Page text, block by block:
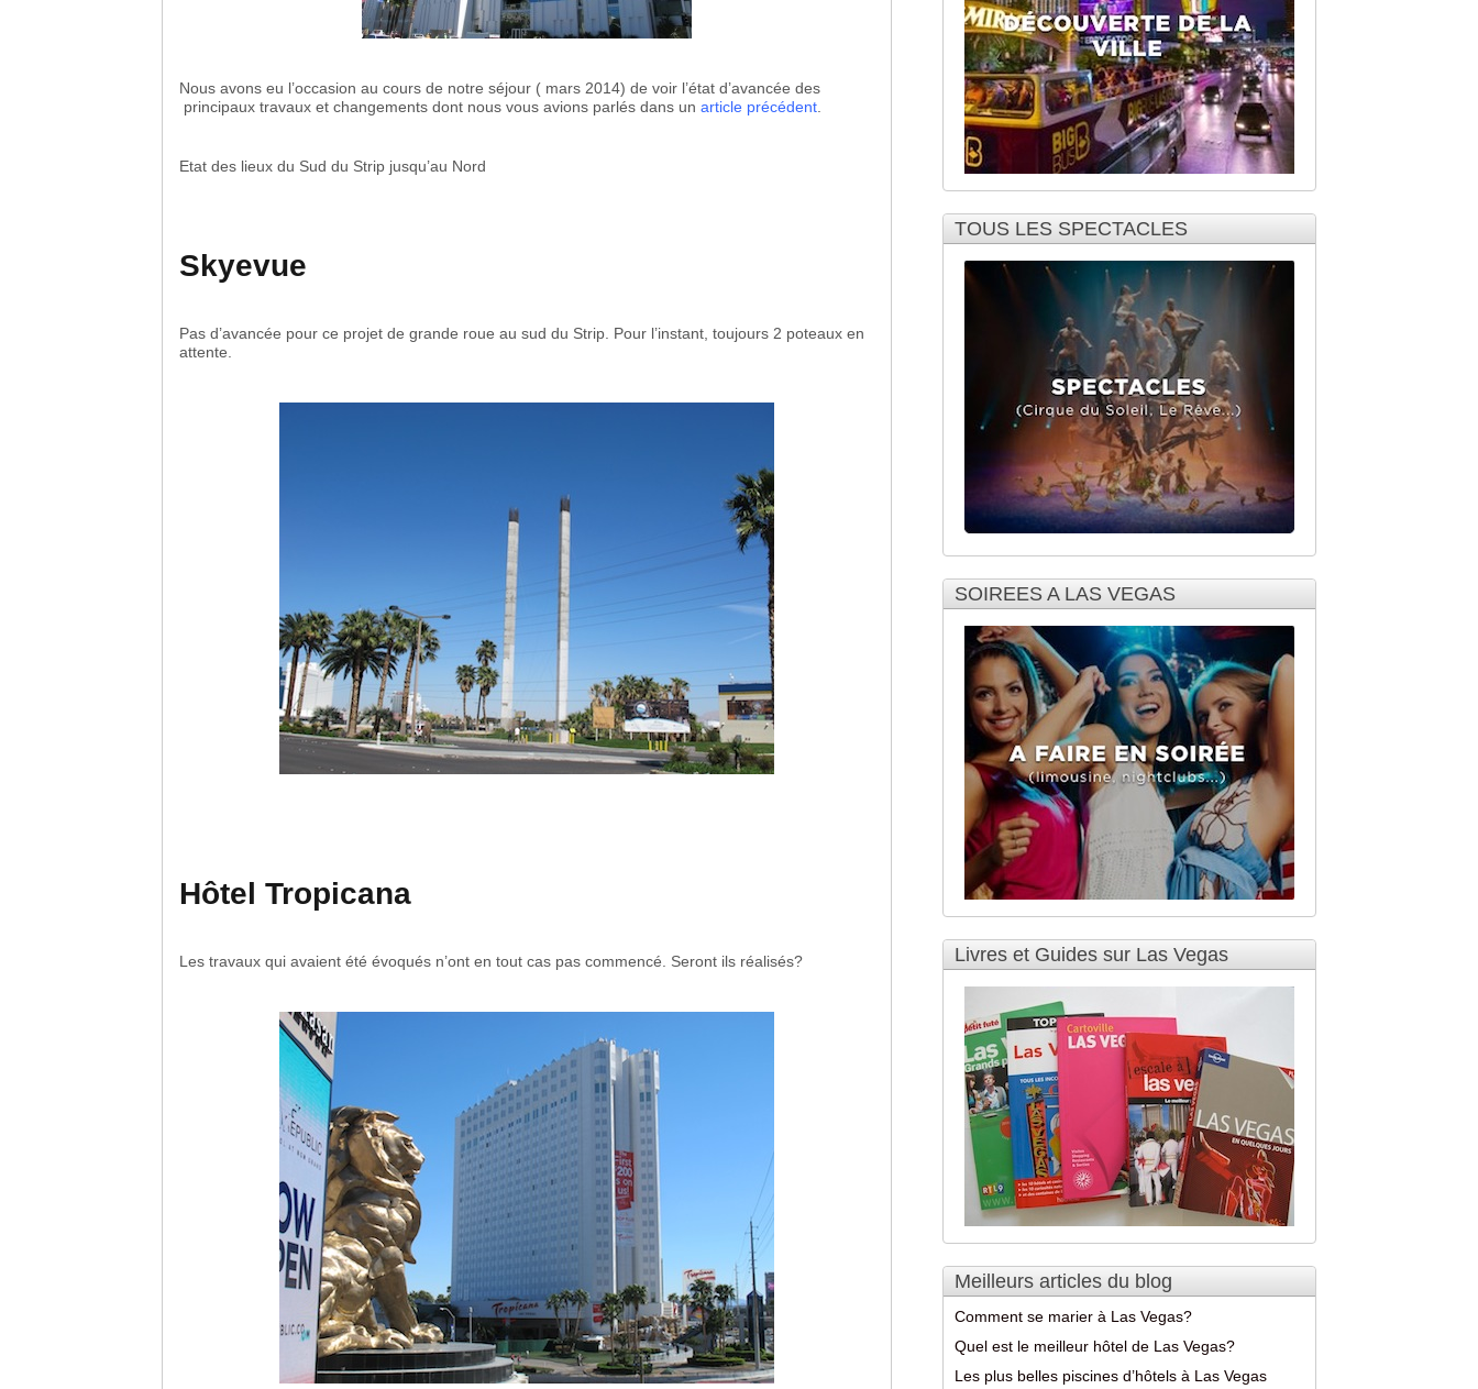
Nous avons eu l’occasion au cours de notre séjour ( mars 2014) de voir l’état d’avancée des
principaux travaux et changements dont nous vous avions parlés dans un article précédent.
Etat des lieux du Sud du Strip jusqu’au Nord
Skyevue
Pas d’avancée pour ce projet de grande roue au sud du Strip. Pour l’instant, toujours 2 poteaux en
attente.
Hôtel Tropicana
Les travaux qui avaient été évoqués n’ont en tout cas pas commencé. Seront ils réalisés?
TOUS LES SPECTACLES
SOIREES A LAS VEGAS
Livres et Guides sur Las Vegas
Meilleurs articles du blog
Comment se marier à Las Vegas?
Quel est le meilleur hôtel de Las Vegas?
Les plus belles piscines d’hôtels à Las Vegas